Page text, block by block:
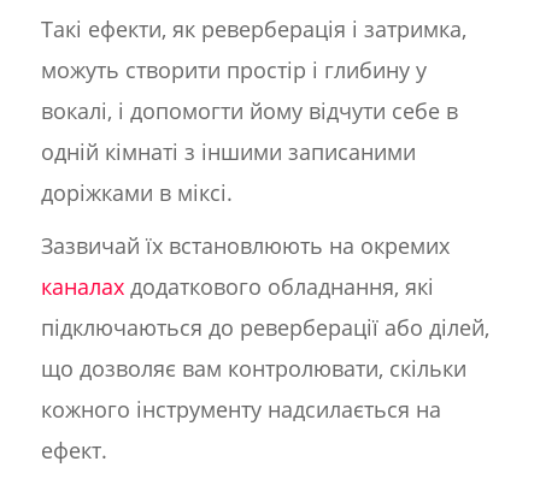
Такі ефекти, як реверберація і затримка,
можуть створити простір і глибину у
вокалі, і допомогти йому відчути себе в
одній кімнаті з іншими записаними
доріжками в міксі.
Зазвичай їх встановлюють на окремих
каналахдодаткового обладнання, які
підключаються до реверберації або ділей,
що дозволяє вам контролювати, скільки
кожного інструменту надсилається на
ефект.